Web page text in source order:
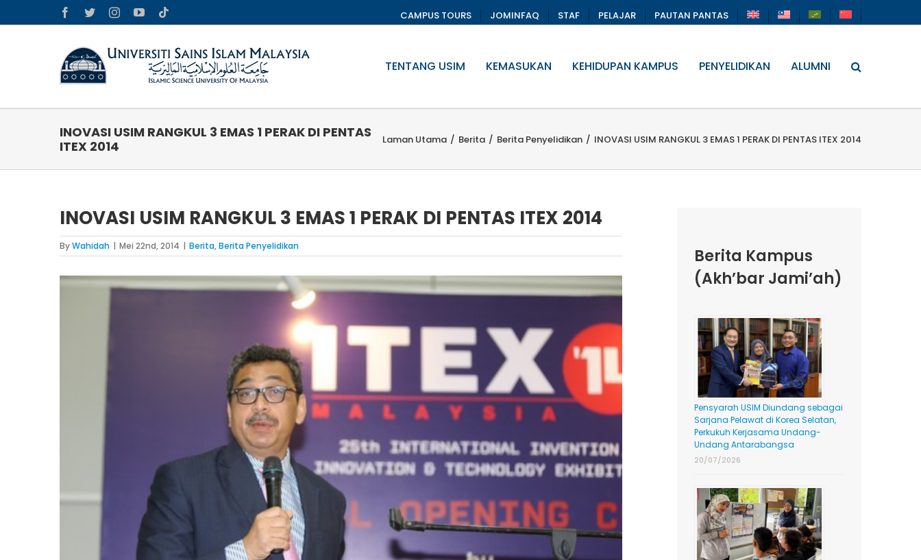
to
Facebook
TwitterInstagramYouTube CAMPUS TOURS JOMINFAQ STAF PELAJAR PAUTAN PANTAS
TENTANG USIM KEMASUKAN KEHIDUPAN KAMPUS PENYELIDIKAN ALUMNI
INOVASI USIM RANGKUL 3 EMAS 1 PERAK DI PENTAS
ITEX 2014
Laman Utama / Berita / Berita Penyelidikan / INOVASI USIM RANGKUL 3 EMAS 1 PERAK DI PENTAS ITEX 2014
INOVASI USIM RANGKUL 3 EMAS 1 PERAK DI PENTAS ITEX 2014
ByWahidah | Mei 22nd, 2014 | Berita,Berita Penyelidikan
View
Berita Kampus
(Akh’bar Jami’ah)
Pensyarah USIM Diundang sebagai
Sarjana Pelawat di Korea Selatan,
Perkukuh Kerjasama Undang-
Undang Antarabangsa
20/07/2026